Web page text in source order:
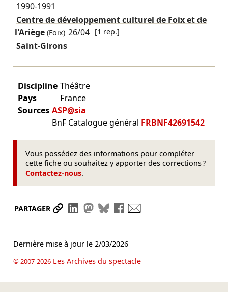
1990-1991
Centre de développement culturel de Foix et de
l'Ariège(Foix) 26/04 [1 rep.]
Saint-Girons
Discipline Théâtre
Pays
France
Sources ASP@sia
BnF Catalogue général FRBNF42691542
Vous possédez des informations pour compléter
cette fiche ou souhaitez y apporter des corrections ?
Contactez-nous.
PARTAGER Partager le lien
Partager sur LinkedIn
Partager sur Mastodon
Partager sur Bluesky
Partager sur Facebook
Dernière mise à jour le 2/03/2026
© 2007-2026Les Archives du spectacle